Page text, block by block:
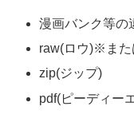
漫画バンク等の
raw(ロウ)※また
zip(ジップ)
pdf(ピーディー